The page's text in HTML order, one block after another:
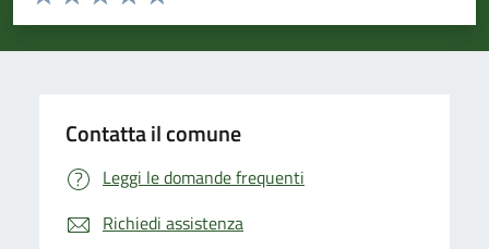
Valuta 5 stelle su 5
Valuta 4 stelle su 5
Valuta 3 stelle su 5
Valuta 2 stelle su 5
Valuta 1 stelle su 5
Contatta il comune
Leggi le domande frequenti
Richiedi assistenza